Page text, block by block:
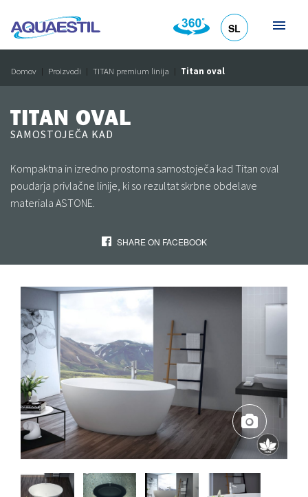
SL
Domov Proizvodi TITAN premium linija Titan oval
TITAN OVAL
SAMOSTOJEČA KAD
Kompaktna in izredno prostorna samostoječa kad Titan oval
poudarja privlačne linije, ki so rezultat skrbne obdelave
materiala ASTONE.
SHARE ON FACEBOOK